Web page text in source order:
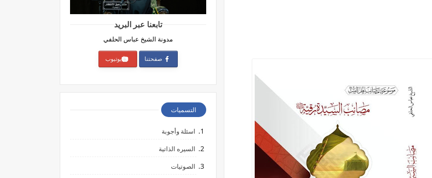
تابعنا عبر البريد
مدونة الشيخ عباس الحلفي
صفحتنا يوتيوب
التسميات
اسئلة وأجوبة
السيره الذاتية
الصوتيات